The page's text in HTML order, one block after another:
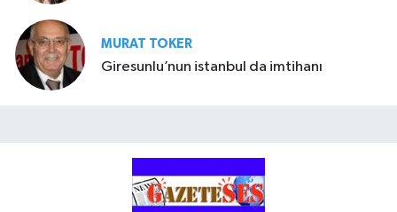
MURAT TOKER
Giresunlu’nun istanbul da imtihanı